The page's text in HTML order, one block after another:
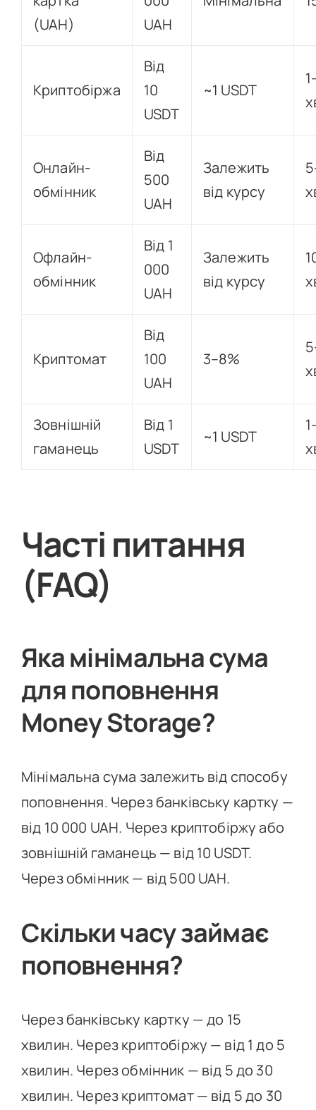
(UAH)
UAH
Криптобіржа
Від
10
USDT
~1 USDT
Онлайн-
обмінник
Від
500
UAH
Залежить
від курсу
Офлайн-
обмінник
Від 1
000
UAH
Залежить
від курсу
Криптомат
Від
100
UAH
3–8%
Зовнішній
гаманець
Від 1
USDT
~1 USDT
Часті питання
(FAQ)
Яка мінімальна сума
для поповнення
Money Storage?
Мінімальна сума залежить від способу
поповнення. Через банківську картку —
від 10 000 UAH. Через криптобіржу або
зовнішній гаманець — від 10 USDT.
Через обмінник — від 500 UAH.
Скільки часу займає
поповнення?
Через банківську картку — до 15
хвилин. Через криптобіржу — від 1 до 5
хвилин. Через обмінник — від 5 до 30
хвилин. Через криптомат — від 5 до 30